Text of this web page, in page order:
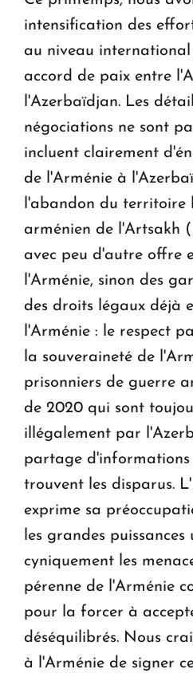
intensification des
au niveau
accord de paix entre
l'Azerbaïdjan. Les
négociations ne sont
incluent clairement
de l'Arménie à
l'abandon du territoire
arménien de l'Artsakh
avec peu d'autre offre
l'Arménie, sinon des
des droits légaux déjà
l'Arménie : le respect
la souveraineté de
prisonniers de guerre
de 2020 qui sont
illégalement par
partage d'informations
trouvent les disparus.
exprime sa
les grandes puissances
cyniquement les
pérenne de l'Arménie
pour la forcer à
déséquilibrés. Nous
à l'Arménie de signer